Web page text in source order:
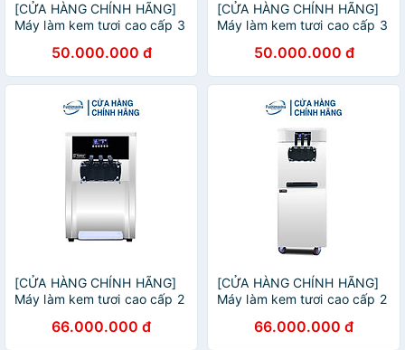
[CỬA HÀNG CHÍNH HÃNG]
Máy làm kem tươi cao cấp 3
50.000.000 đ
[CỬA HÀNG CHÍNH HÃNG]
Máy làm kem tươi cao cấp 3
50.000.000 đ
[CỬA HÀNG CHÍNH HÃNG]
Máy làm kem tươi cao cấp 2
66.000.000 đ
[CỬA HÀNG CHÍNH HÃNG]
Máy làm kem tươi cao cấp 2
66.000.000 đ